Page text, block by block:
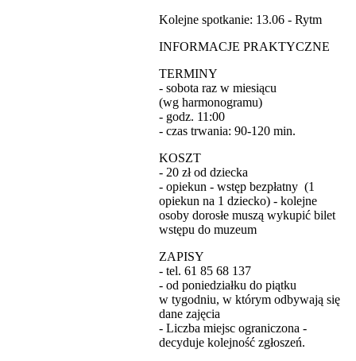
Kolejne spotkanie: 13.06 - Rytm
INFORMACJE PRAKTYCZNE
TERMINY
- sobota raz w miesiącu
(wg harmonogramu)
- godz. 11:00
- czas trwania: 90-120 min.
KOSZT
- 20 zł od dziecka
- opiekun - wstęp bezpłatny (1
opiekun na 1 dziecko) - kolejne
osoby dorosłe muszą wykupić bilet
wstępu do muzeum
ZAPISY
- tel. 61 85 68 137
- od poniedziałku do piątku
w tygodniu, w którym odbywają się
dane zajęcia
- Liczba miejsc ograniczona -
decyduje kolejność zgłoszeń.